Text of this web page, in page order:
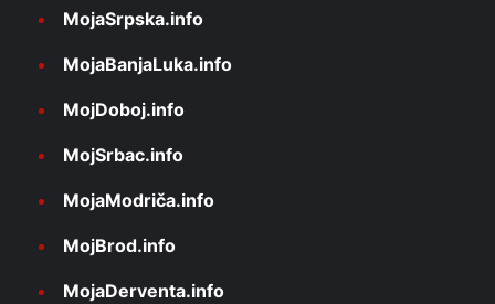
MojaSrpska.info
MojaBanjaLuka.info
MojDoboj.info
MojSrbac.info
MojaModriča.info
MojBrod.info
MojaDerventa.info